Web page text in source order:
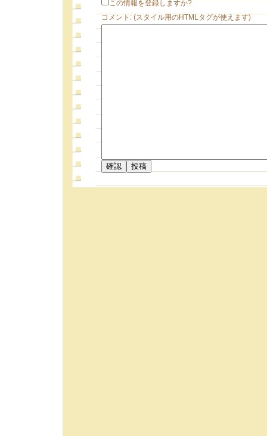
この情報を登録しますか?
コメント: (スタイル用のHTMLタグが使えます)